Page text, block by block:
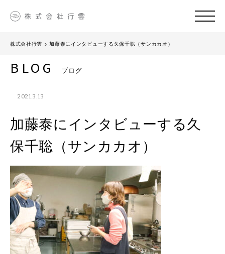
株式会社行雲 >加藤泰にインタビューする久保千聡（サンカカオ）
BLOG ブログ
2021.3.13
加藤泰にインタビューする久
保千聡（サンカカオ）